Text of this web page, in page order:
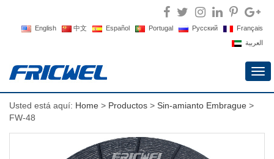
English 中文 Español Portugal Русский
Français
العربية
Usted está aquí: Home > Productos > Sin-amianto Embrague >
FW-48